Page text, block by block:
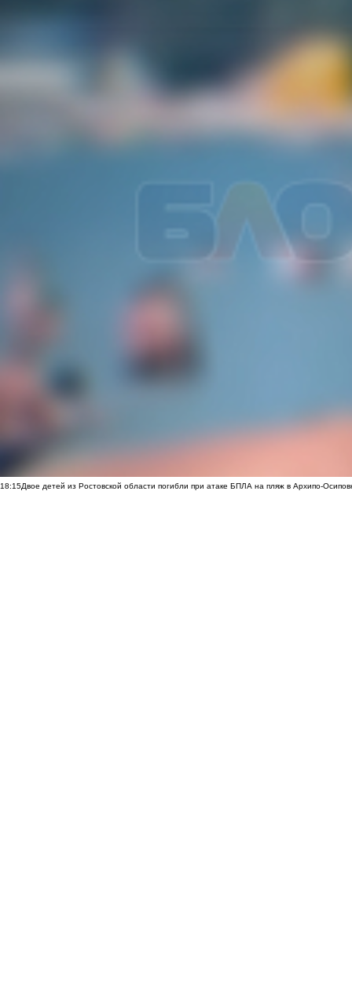
18:15Двое детей из Ростовской области погибли при атаке БПЛА на пляж в Архипо-